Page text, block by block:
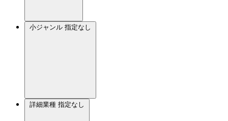
小ジャンル 指定なし
詳細業種 指定なし